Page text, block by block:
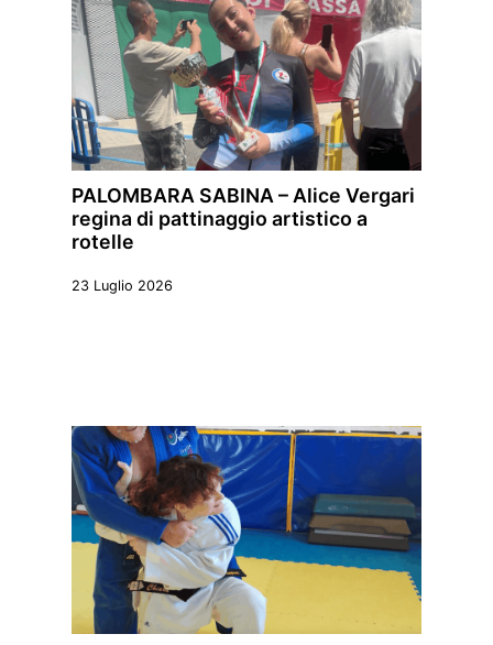
PALOMBARA SABINA – Alice Vergari
regina di pattinaggio artistico a
rotelle
23 Luglio 2026